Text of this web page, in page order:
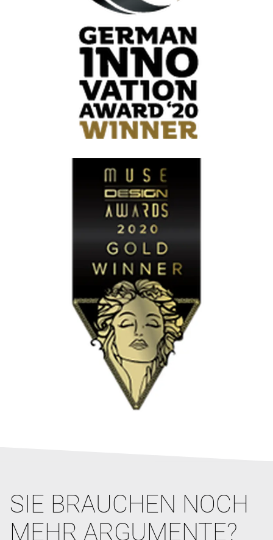
SIE BRAUCHEN NOCH
MEHR ARGUMENTE?